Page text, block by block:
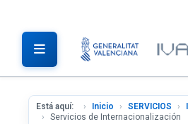
Está aquí: Inicio SERVICIOS
Servicios de Internacionalización